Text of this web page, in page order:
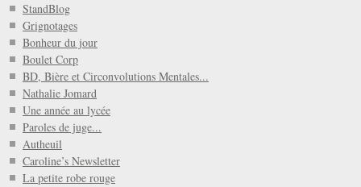
StandBlog
Grignotages
Bonheur du jour
Boulet Corp
BD, Bière et Circonvolutions Mentales...
Nathalie Jomard
Une année au lycée
Paroles de juge...
Autheuil
Caroline’s Newsletter
La petite robe rouge